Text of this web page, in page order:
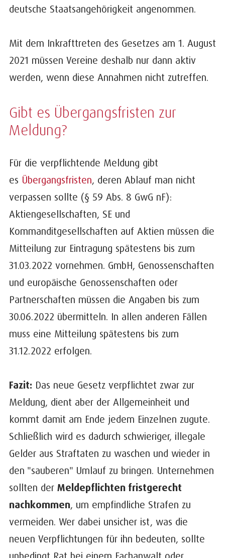
deutsche Staatsangehörigkeit angenommen.
Mit dem Inkrafttreten des Gesetzes am 1. August
2021 müssen Vereine deshalb nur dann aktiv
werden, wenn diese Annahmen nicht zutreffen.
Gibt es Übergangsfristen zur
Meldung?
Für die verpflichtende Meldung gibt
es Übergangsfristen, deren Ablauf man nicht
verpassen sollte (§ 59 Abs. 8 GwG nF):
Aktiengesellschaften, SE und
Kommanditgesellschaften auf Aktien müssen die
Mitteilung zur Eintragung spätestens bis zum
31.03.2022 vornehmen. GmbH, Genossenschaften
und europäische Genossenschaften oder
Partnerschaften müssen die Angaben bis zum
30.06.2022 übermitteln. In allen anderen Fällen
muss eine Mitteilung spätestens bis zum
31.12.2022 erfolgen.
Fazit: Das neue Gesetz verpflichtet zwar zur
Meldung, dient aber der Allgemeinheit und
kommt damit am Ende jedem Einzelnen zugute.
Schließlich wird es dadurch schwieriger, illegale
Gelder aus Straftaten zu waschen und wieder in
den "sauberen" Umlauf zu bringen. Unternehmen
sollten der Meldepflichten fristgerecht
nachkommen, um empfindliche Strafen zu
vermeiden. Wer dabei unsicher ist, was die
neuen Verpflichtungen für ihn bedeuten, sollte